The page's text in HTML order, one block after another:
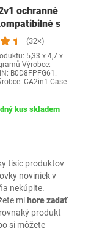
tisíc produktov
noviniek v
nekúpite.
mihore zadať
produkt
si môžete
ochranné
s
(32×)
5,33 x 4,7 x
Výrobce:
B0D8FPFG61.
CA2in1-Case-
kus skladem